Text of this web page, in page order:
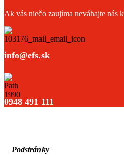
Ak vás niečo zaujíma neváhajte nás
info@efs.sk
0948 491 111
Podstránky